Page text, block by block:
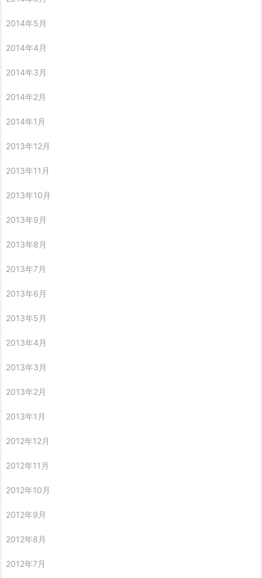
2014年5月
2014年4月
2014年3月
2014年2月
2014年1月
2013年12月
2013年11月
2013年10月
2013年9月
2013年8月
2013年7月
2013年6月
2013年5月
2013年4月
2013年3月
2013年2月
2013年1月
2012年12月
2012年11月
2012年10月
2012年9月
2012年8月
2012年7月